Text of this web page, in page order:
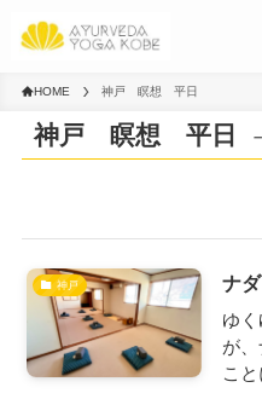
HOME 神戸 瞑想 平日
神戸 瞑想 平日
神戸 ナ
ゆ
が
こ